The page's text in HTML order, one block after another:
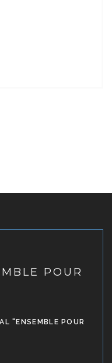
POUR
"ENSEMBLE POUR